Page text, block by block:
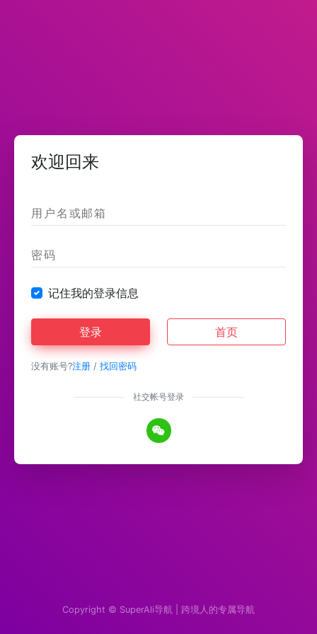
欢迎回来
记住我的登录信息
登录 首页
没有账号?注册 / 找回密码
社交帐号登录
Copyright © SuperAli导航 | 跨境人的专属导航